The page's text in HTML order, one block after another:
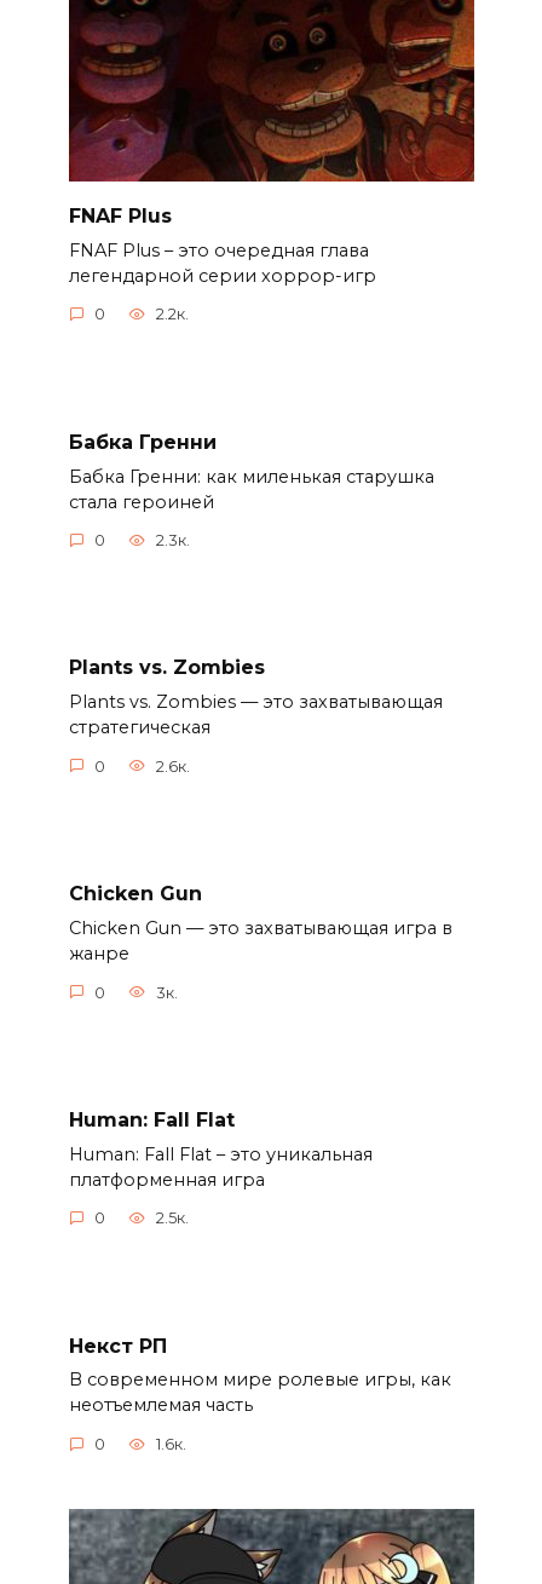
FNAF Plus
FNAF Plus – это очередная глава
легендарной серии хоррор-игр
0 2.2к.
Бабка Гренни
Бабка Гренни: как миленькая старушка
стала героиней
0 2.3к.
Plants vs. Zombies
Plants vs. Zombies — это захватывающая
стратегическая
0 2.6к.
Chicken Gun
Chicken Gun — это захватывающая игра в
жанре
0 3к.
Human: Fall Flat
Human: Fall Flat – это уникальная
платформенная игра
0 2.5к.
Некст РП
В современном мире ролевые игры, как
неотъемлемая часть
0 1.6к.